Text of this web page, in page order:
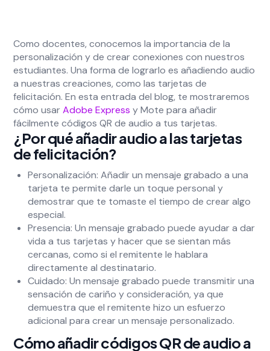
Como docentes, conocemos la importancia de la
personalización y de crear conexiones con nuestros
estudiantes. Una forma de lograrlo es añadiendo audio
a nuestras creaciones, como las tarjetas de
felicitación. En esta entrada del blog, te mostraremos
cómo usarAdobe Express y Mote para añadir
fácilmente códigos QR de audio a tus tarjetas.
¿Por qué añadir audio a las tarjetas
de felicitación?
Personalización: Añadir un mensaje grabado a una
tarjeta te permite darle un toque personal y
demostrar que te tomaste el tiempo de crear algo
especial.
Presencia: Un mensaje grabado puede ayudar a dar
vida a tus tarjetas y hacer que se sientan más
cercanas, como si el remitente le hablara
directamente al destinatario.
Cuidado: Un mensaje grabado puede transmitir una
sensación de cariño y consideración, ya que
demuestra que el remitente hizo un esfuerzo
adicional para crear un mensaje personalizado.
Cómo añadir códigos QR de audio a